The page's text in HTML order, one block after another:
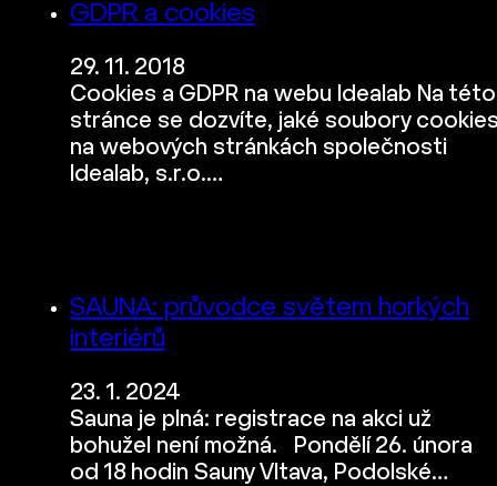
GDPR a cookies
29. 11. 2018
Cookies a GDPR na webu Idealab Na této
stránce se dozvíte, jaké soubory
na webových stránkách společnosti
Idealab, s.r.o.…
SAUNA: průvodce světem horkých
interiérů
23. 1. 2024
Sauna je plná: registrace na akci už
bohužel není možná. Pondělí 26. února
od 18 hodin Sauny Vltava, Podolské…